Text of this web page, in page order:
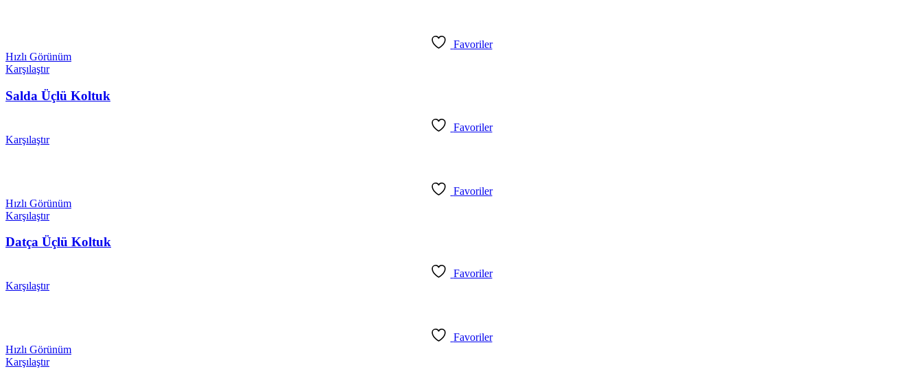
Favoriler
Hızlı Görünüm
Karşılaştır
Salda Üçlü Koltuk
Favoriler
Karşılaştır
Favoriler
Hızlı Görünüm
Karşılaştır
Datça Üçlü Koltuk
Favoriler
Karşılaştır
Favoriler
Hızlı Görünüm
Karşılaştır